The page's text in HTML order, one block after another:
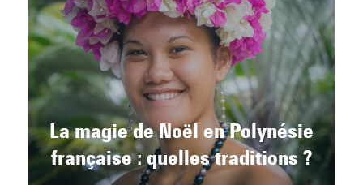
La magie de Noël en Polynésie
française : quelles traditions ?